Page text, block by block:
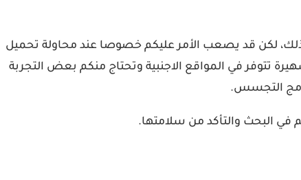
لكن قد يصعب الأمر عليكم خصوصا عند محاولة تحميل
تتوفر في المواقع الاجنبية وتحتاج منكم بعض التجربة
التجسس.
في البحث والتأكد من سلامتها.